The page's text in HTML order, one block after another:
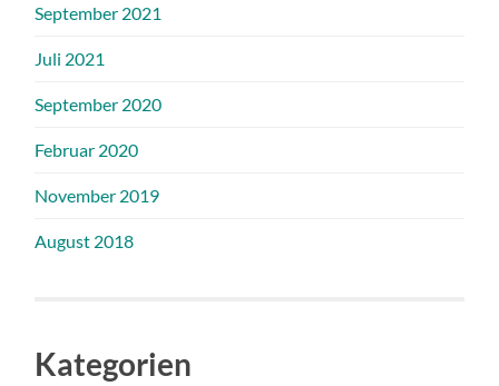
September 2021
Juli 2021
September 2020
Februar 2020
November 2019
August 2018
Kategorien